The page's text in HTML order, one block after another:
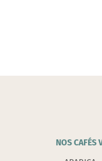
NOS CAFÉS